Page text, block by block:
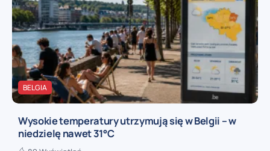
BELGIA
Wysokie temperatury utrzymują się w Belgii – w
niedzielę nawet 31°C